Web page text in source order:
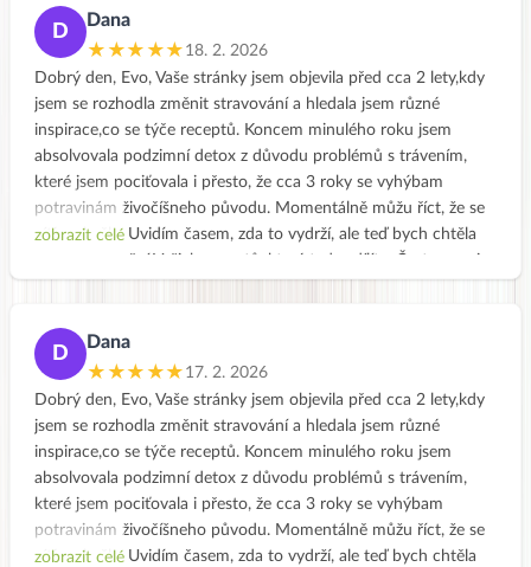
D
Dana
★★★★★ 18. 2. 2026
Dobrý den, Evo, Vaše stránky jsem objevila před cca 2 lety,kdy
jsem se rozhodla změnit stravování a hledala jsem různé
inspirace,co se týče receptů. Koncem minulého roku jsem
absolvovala podzimní detox z důvodu problémů s trávením,
které jsem pociťovala i přesto, že cca 3 roky se vyhýbam
potravinám živočíšneho původu. Momentálně můžu říct, že se
cítím skvěle. Uvidím časem, zda to vydrží, ale teď bych chtěla
děkuji za to, co děláte. Zdraví Dana
zobrazit celé
D
Dana
★★★★★ 17. 2. 2026
Dobrý den, Evo, Vaše stránky jsem objevila před cca 2 lety,kdy
jsem se rozhodla změnit stravování a hledala jsem různé
inspirace,co se týče receptů. Koncem minulého roku jsem
absolvovala podzimní detox z důvodu problémů s trávením,
které jsem pociťovala i přesto, že cca 3 roky se vyhýbam
potravinám živočíšneho původu. Momentálně můžu říct, že se
cítím skvěle. Uvidím časem, zda to vydrží, ale teď bych chtěla
zobrazit celé